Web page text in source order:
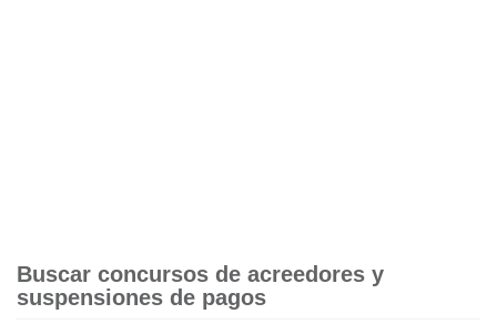
Buscar concursos de acreedores y
suspensiones de pagos